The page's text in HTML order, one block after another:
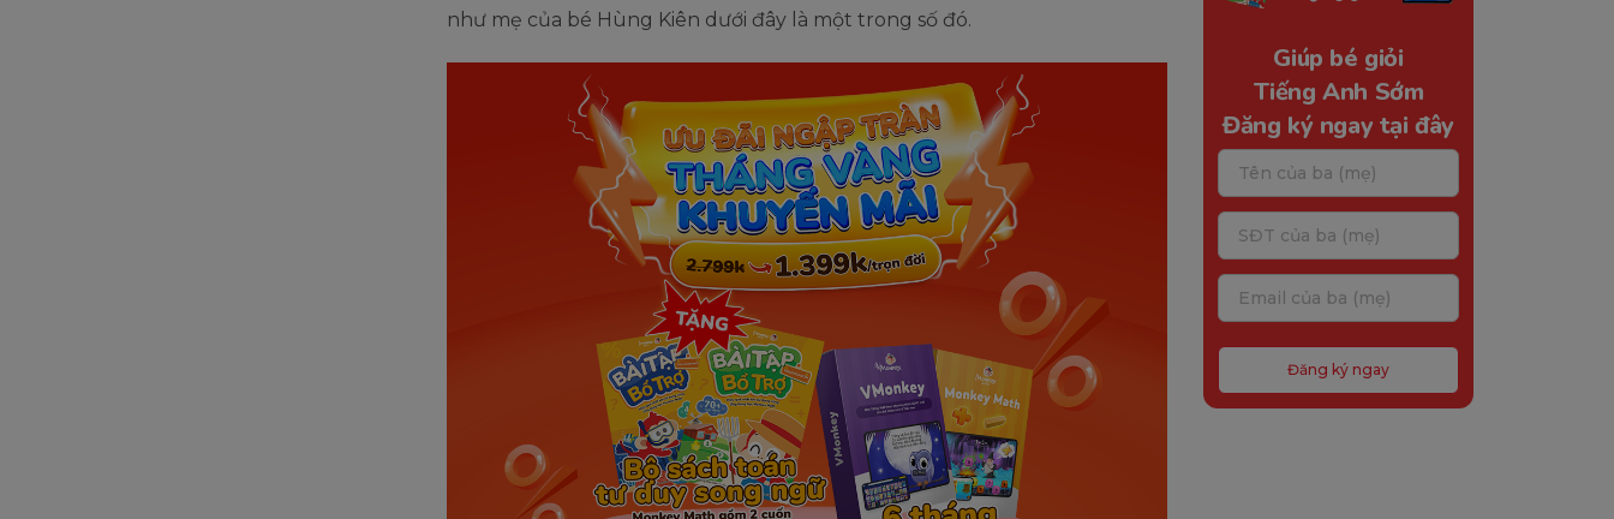
như mẹ của bé Hùng Kiên dưới đây là một trong số đó.
Giúp bé giỏi
Tiếng Anh Sớm
Đăng ký ngay tại đây
Đăng ký ngay